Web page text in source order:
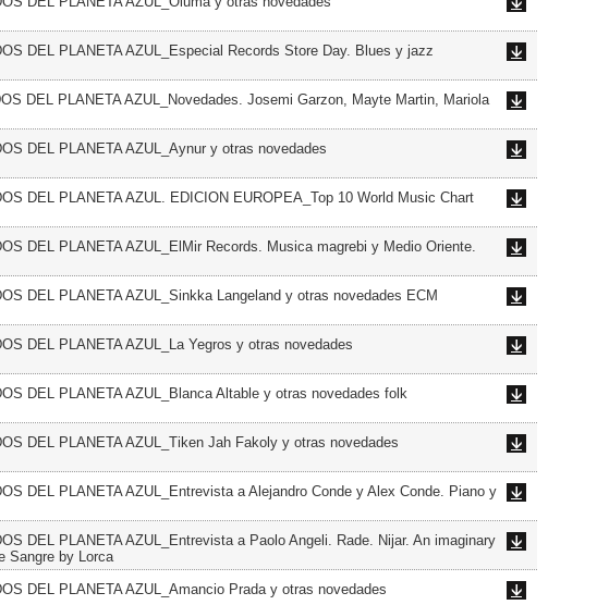
DEL PLANETA AZUL_Especial Records Store Day. Blues y jazz
DEL PLANETA AZUL_Novedades. Josemi Garzon, Mayte Martin, Mariola
DEL PLANETA AZUL_Aynur y otras novedades
DEL PLANETA AZUL. EDICION EUROPEA_Top 10 World Music Chart
DEL PLANETA AZUL_ElMir Records. Musica magrebi y Medio Oriente.
DEL PLANETA AZUL_Sinkka Langeland y otras novedades ECM
DEL PLANETA AZUL_La Yegros y otras novedades
DEL PLANETA AZUL_Blanca Altable y otras novedades folk
DEL PLANETA AZUL_Tiken Jah Fakoly y otras novedades
DEL PLANETA AZUL_Entrevista a Alejandro Conde y Alex Conde. Piano y
DEL PLANETA AZUL_Entrevista a Paolo Angeli. Rade. Nijar. An imaginary
Sangre by Lorca
DEL PLANETA AZUL_Amancio Prada y otras novedades